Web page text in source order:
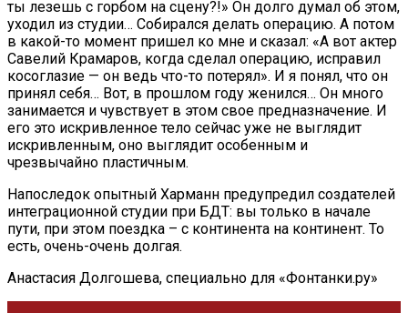
ты лезешь с горбом на сцену?!» Он долго думал об этом,
уходил из студии… Собирался делать операцию. А потом
в какой-то момент пришел ко мне и сказал: «А вот актер
Савелий Крамаров, когда сделал операцию, исправил
косоглазие — он ведь что-то потерял». И я понял, что он
принял себя… Вот, в прошлом году женился… Он много
занимается и чувствует в этом свое предназначение. И
его это искривленное тело сейчас уже не выглядит
искривленным, оно выглядит особенным и
чрезвычайно пластичным.
Напоследок опытный Харманн предупредил создателей
интеграционной студии при БДТ: вы только в начале
пути, при этом поездка – с континента на континент. То
есть, очень-очень долгая.
Анастасия Долгошева, специально для «Фонтанки.ру»